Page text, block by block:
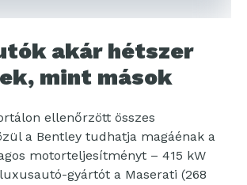
akár hétszer
mint mások
ellenőrzött összes
a Bentley tudhatja magáénak a
motorteljesítményt – 415 kW
gyártót a Maserati (268